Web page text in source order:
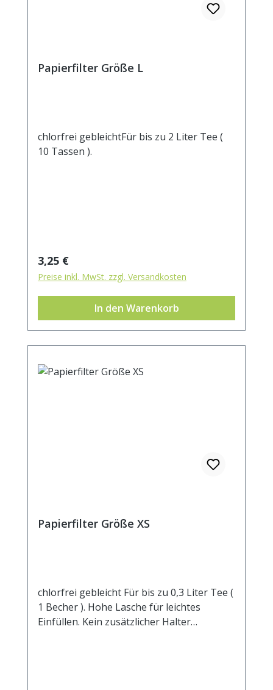
Papierfilter Größe L
chlorfrei gebleichtFür bis zu 2 Liter Tee (
10 Tassen ).
Regulärer Preis:
3,25 €
Preise inkl. MwSt. zzgl. Versandkosten
In den Warenkorb
Papierfilter Größe XS
chlorfrei gebleicht Für bis zu 0,3 Liter Tee (
1 Becher ). Hohe Lasche für leichtes
Einfüllen. Kein zusätzlicher Halter